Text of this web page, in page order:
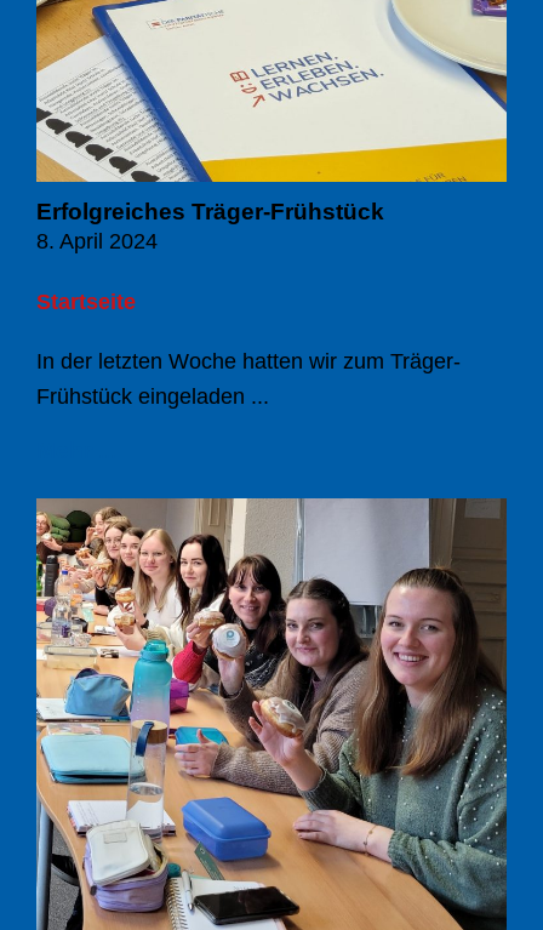
Erfolgreiches Träger-Frühstück
8. April 2024
Startseite
In der letzten Woche hatten wir zum Träger-
Frühstück eingeladen ...